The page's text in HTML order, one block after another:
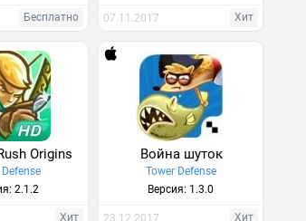
Бесплатно 07.11.2017 Хит
Origins
2.1.2
Хит
Война шуток
Tower Defense
Версия: 1.3.0
23.12.2017 Хит